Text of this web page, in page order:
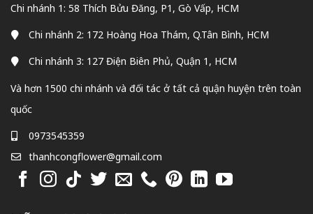
Chi nhánh 1: 58 Thích Bửu Đăng, P1, Gò Vấp, HCM
Chi nhánh 2: 172 Hoàng Hoa Thám, Q.Tân Bình, HCM
Chi nhánh 3: 127 Điện Biên Phủ, Quận 1, HCM
Và hơn 1500 chi nhánh và đối tác ở tất cả quận huyện trên toàn
quốc
0973545359
thanhcongflower@gmail.com